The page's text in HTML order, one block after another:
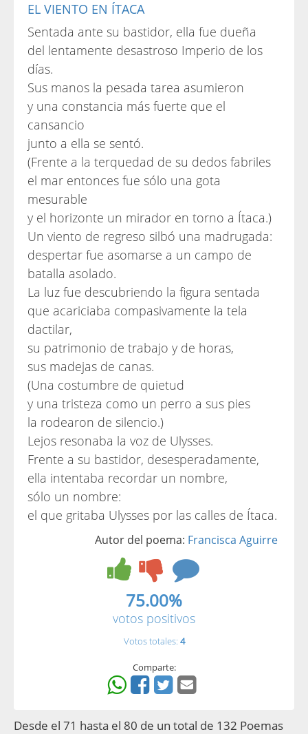
EL VIENTO EN ÍTACA
Sentada ante su bastidor, ella fue dueña
del lentamente desastroso Imperio de los
días.
Sus manos la pesada tarea asumieron
y una constancia más fuerte que el
cansancio
junto a ella se sentó.
(Frente a la terquedad de su dedos fabriles
el mar entonces fue sólo una gota
mesurable
y el horizonte un mirador en torno a Ítaca.)
Un viento de regreso silbó una madrugada:
despertar fue asomarse a un campo de
batalla asolado.
La luz fue descubriendo la figura sentada
que acariciaba compasivamente la tela
dactilar,
su patrimonio de trabajo y de horas,
sus madejas de canas.
(Una costumbre de quietud
y una tristeza como un perro a sus pies
la rodearon de silencio.)
Lejos resonaba la voz de Ulysses.
Frente a su bastidor, desesperadamente,
ella intentaba recordar un nombre,
sólo un nombre:
el que gritaba Ulysses por las calles de Ítaca.
Autor del poema: Francisca Aguirre
75.00%
votos positivos
Votos totales: 4
Comparte:
Desde el 71 hasta el 80 de un total de 132 Poemas